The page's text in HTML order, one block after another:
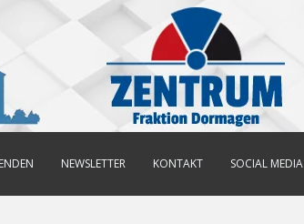
NEWSLETTER KONTAKT SOCIAL MEDIA